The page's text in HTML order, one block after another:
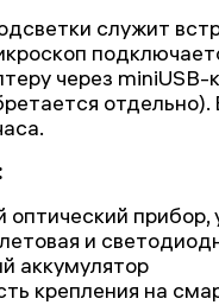
служит
через miniUSB-
прибор,
и
аккумулятор
крепления на